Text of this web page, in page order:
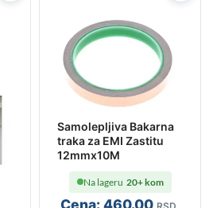
Samolepljiva Bakarna
traka za EMI Zastitu
12mmx10M
Cena: 460.00
Na lageru 20+ kom